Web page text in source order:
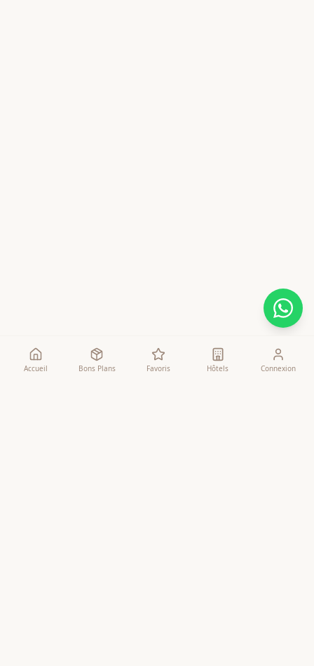
Accueil Bons Plans Favoris Hôtels Connexion